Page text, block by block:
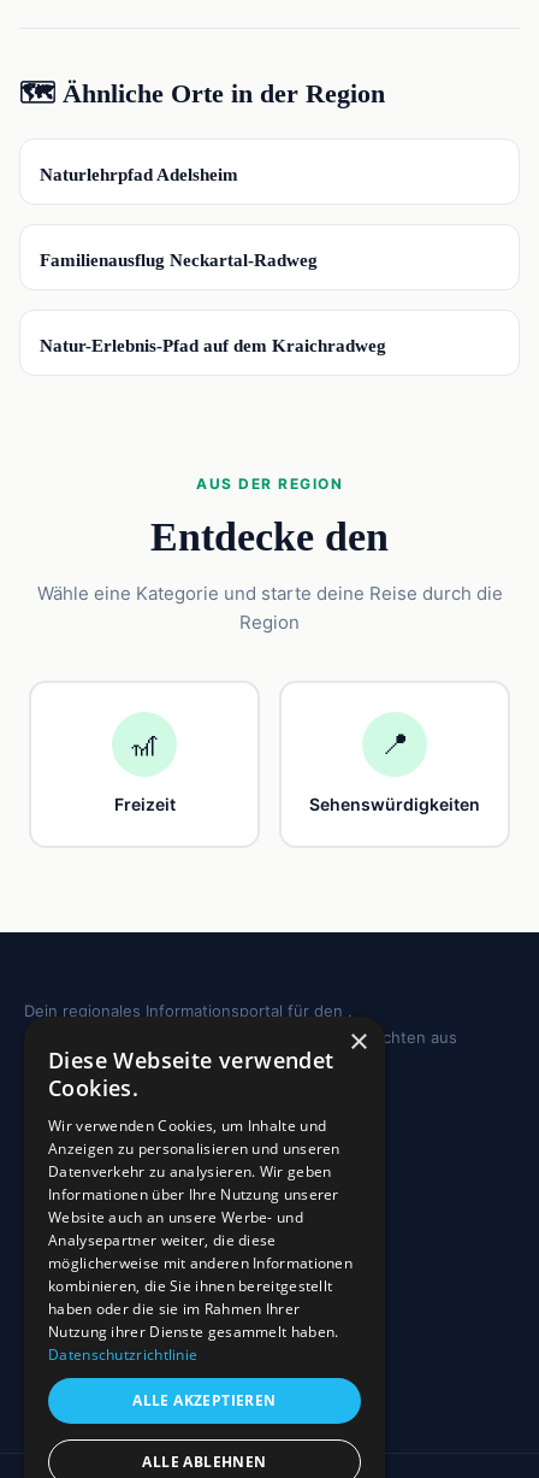
🗺️ Ähnliche Orte in der Region
📍
Naturlehrpfad Adelsheim
📍
Familienausflug Neckartal-Radweg
📍
Natur-Erlebnis-Pfad auf dem Kraichradweg
AUS DER REGION
Entdecke den
Wähle eine Kategorie und starte deine Reise durch die
Region
🎢
Freizeit
📍
Sehenswürdigkeiten
Dein regionales Informationsportal für den .
Sehenswürdigkeiten, Ausflugstipps und Geschichten aus
deiner Region.
REGION
Freizeit
Sehenswürdigkeiten
INFO
Blog
Sehenswürdigkeiten
Impressum
Datenschutz
×
Diese Webseite verwendet
Cookies.
Wir verwenden Cookies, um Inhalte und
Anzeigen zu personalisieren und unseren
Datenverkehr zu analysieren. Wir geben
Informationen über Ihre Nutzung unserer
Website auch an unsere Werbe- und
Analysepartner weiter, die diese
möglicherweise mit anderen Informationen
kombinieren, die Sie ihnen bereitgestellt
haben oder die sie im Rahmen Ihrer
Nutzung ihrer Dienste gesammelt haben.
Datenschutzrichtlinie
ALLE AKZEPTIEREN
ALLE ABLEHNEN